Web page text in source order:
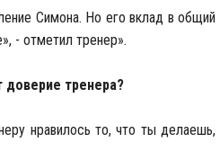
Симона. Но его вклад в общий
- отметил тренер».
доверие тренера?
нравилось то, что ты делаешь,